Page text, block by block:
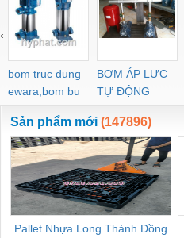
bom truc dung
ewara,bom bu
ewara
BƠM ÁP LỰC
TỰ ĐỘNG
‹
Sản phẩm mới (147896)
Pallet Nhựa Long Thành Đồng